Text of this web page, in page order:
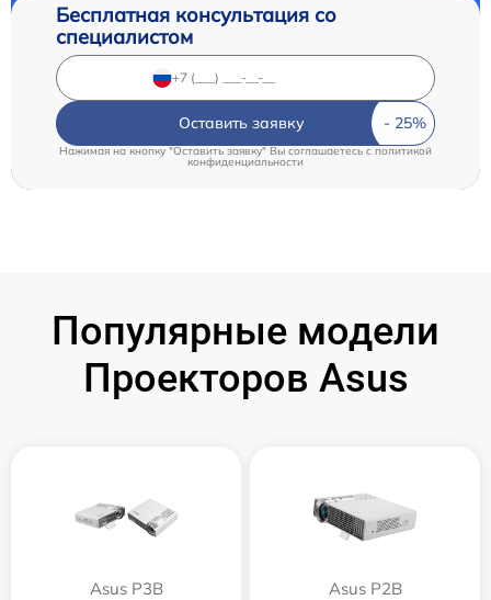
Бесплатная консультация со
специалистом
Оставить заявку
Нажимая на кнопку "Оставить заявку" Вы соглашаетесь cполитикой
конфиденциальности
Популярные модели
Проекторов Asus
Asus P3B Asus P2B